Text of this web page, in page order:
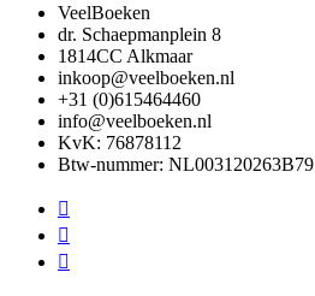
VeelBoeken
dr. Schaepmanplein 8
1814CC Alkmaar
inkoop@veelboeken.nl
+31 (0)615464460
info@veelboeken.nl
KvK: 76878112
Btw-nummer: NL003120263B79